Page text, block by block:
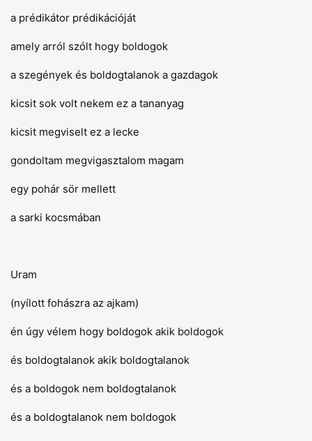
a prédikátor prédikációját
amely arról szólt hogy boldogok
a szegények és boldogtalanok a gazdagok
kicsit sok volt nekem ez a tananyag
kicsit megviselt ez a lecke
gondoltam megvigasztalom magam
egy pohár sör mellett
a sarki kocsmában
Uram
(nyílott fohászra az ajkam)
én úgy vélem hogy boldogok akik boldogok
és boldogtalanok akik boldogtalanok
és a boldogok nem boldogtalanok
és a boldogtalanok nem boldogok